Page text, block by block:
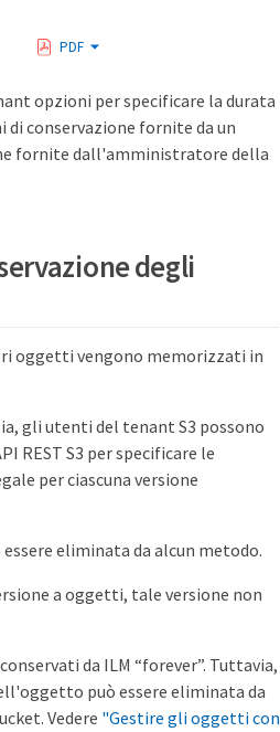
PDF
opzioni per specificare la durata
conservazione fornite da un
fornite dall'amministratore della
degli
oggetti vengono memorizzati in
gli utenti del tenant S3 possono
REST S3 per specificare le
per ciascuna versione
eliminata da alcun metodo.
a oggetti, tale versione non
da ILM “forever”. Tuttavia,
può essere eliminata da
Vedere "Gestire gli oggetti con